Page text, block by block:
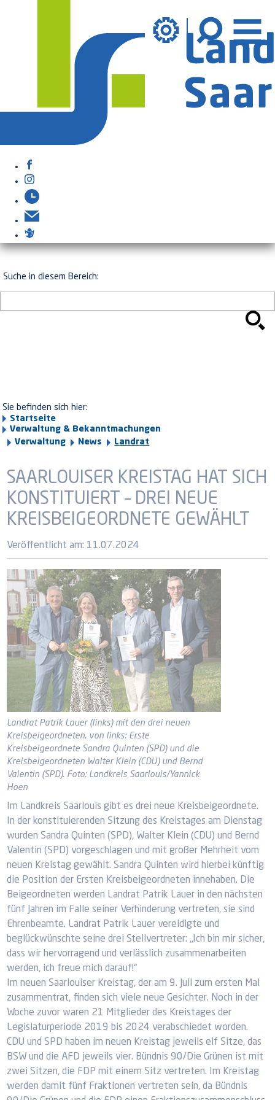
Suche in diesem Bereich:
Sie befinden sich hier:
Startseite
Verwaltung & Bekanntmachungen
Verwaltung
News Landrat
SAARLOUISER KREISTAG HAT SICH
KONSTITUIERT – DREI NEUE
KREISBEIGEORDNETE GEWÄHLT
Veröffentlicht am: 11.07.2024
Landrat Patrik Lauer (links) mit den drei neuen
Kreisbeigeordneten, von links: Erste
Kreisbeigeordnete Sandra Quinten (SPD) und die
Kreisbeigeordneten Walter Klein (CDU) und Bernd
Valentin (SPD). Foto: Landkreis Saarlouis/Yannick
Hoen
Im Landkreis Saarlouis gibt es drei neue Kreisbeigeordnete.
In der konstituierenden Sitzung des Kreistages am Dienstag
wurden Sandra Quinten (SPD), Walter Klein (CDU) und Bernd
Valentin (SPD) vorgeschlagen und mit großer Mehrheit vom
neuen Kreistag gewählt. Sandra Quinten wird hierbei künftig
die Position der Ersten Kreisbeigeordneten innehaben. Die
Beigeordneten werden Landrat Patrik Lauer in den nächsten
fünf Jahren im Falle seiner Verhinderung vertreten, sie sind
Ehrenbeamte. Landrat Patrik Lauer vereidigte und
beglückwünschte seine drei Stellvertreter: „Ich bin mir sicher,
dass wir hervorragend und verlässlich zusammenarbeiten
werden, ich freue mich darauf!“
Im neuen Saarlouiser Kreistag, der am 9. Juli zum ersten Mal
zusammentrat, finden sich viele neue Gesichter. Noch in der
Woche zuvor waren 21 Mitglieder des Kreistages der
Legislaturperiode 2019 bis 2024 verabschiedet worden.
CDU und SPD haben im neuen Kreistag jeweils elf Sitze, das
BSW und die AFD jeweils vier. Bündnis 90/Die Grünen ist mit
zwei Sitzen, die FDP mit einem Sitz vertreten. Im Kreistag
werden damit fünf Fraktionen vertreten sein, da Bündnis